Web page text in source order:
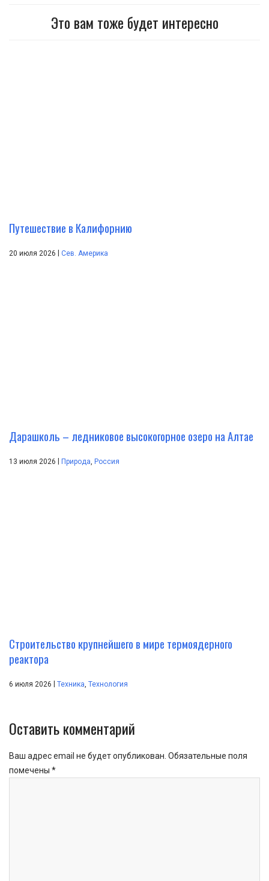
Это вам тоже будет интересно
Путешествие в Калифорнию
20 июля 2026 | Сев. Америка
Дарашколь – ледниковое высокогорное озеро на Алтае
13 июля 2026 | Природа Россия
Строительство крупнейшего в мире термоядерного
реактора
6 июля 2026 Техника, Технология
Оставить комментарий
Ваш адрес email не будет опубликован. Обязательные поля
помечены *